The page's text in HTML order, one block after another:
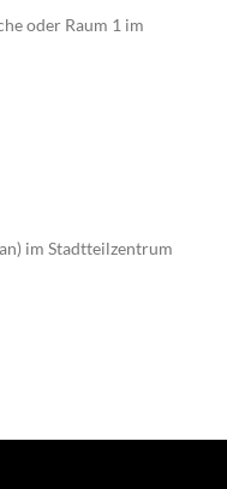
oder Raum 1 im
im Stadtteilzentrum